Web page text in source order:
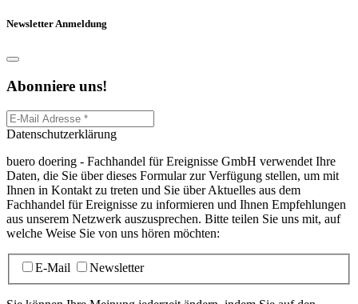
Newsletter Anmeldung
Abonniere uns!
Datenschutzerklärung
buero doering - Fachhandel für Ereignisse GmbH verwendet Ihre
Daten, die Sie über dieses Formular zur Verfügung stellen, um mit
Ihnen in Kontakt zu treten und Sie über Aktuelles aus dem
Fachhandel für Ereignisse zu informieren und Ihnen Empfehlungen
aus unserem Netzwerk auszusprechen. Bitte teilen Sie uns mit, auf
welche Weise Sie von uns hören möchten:
E-Mail Newsletter